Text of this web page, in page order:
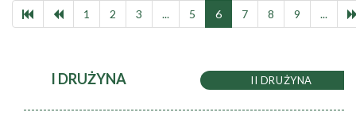
1 2 3 ... 5 6 7 8 9 ...
I DRUŻYNA II DRUŻYNA